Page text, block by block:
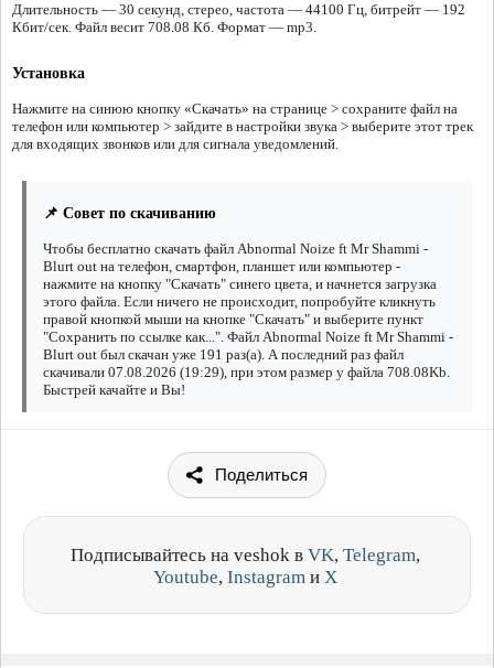
Длительность — 30 секунд, стерео, частота — 44100 Гц, битрейт — 192
Кбит/сек. Файл весит 708.08 Кб. Формат — mp3.
Установка
Нажмите на синюю кнопку «Скачать» на странице > сохраните файл на
телефон или компьютер > зайдите в настройки звука > выберите этот трек
для входящих звонков или для сигнала уведомлений.
📌 Совет по скачиванию
Чтобы бесплатно скачать файл Abnormal Noize ft Mr Shammi -
Blurt out на телефон, смартфон, планшет или компьютер -
нажмите на кнопку "Скачать" синего цвета, и начнется загрузка
этого файла. Если ничего не происходит, попробуйте кликнуть
правой кнопкой мыши на кнопке "Скачать" и выберите пункт
"Сохранить по ссылке как...". Файл Abnormal Noize ft Mr Shammi -
Blurt out был скачан уже 191 раз(а). А последний раз файл
скачивали 07.08.2026 (19:29), при этом размер у файла 708.08Kb.
Быстрей качайте и Вы!
Поделиться
Подписывайтесь на veshok в VK, Telegram,
Youtube, Instagram и X